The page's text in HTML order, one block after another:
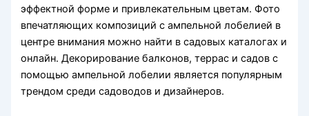
эффектной форме и привлекательным цветам. Фото
впечатляющих композиций с ампельной лобелией в
центре внимания можно найти в садовых каталогах и
онлайн. Декорирование балконов, террас и садов с
помощью ампельной лобелии является популярным
трендом среди садоводов и дизайнеров.